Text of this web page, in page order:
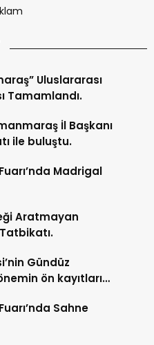
Uluslararası
Tamamlandı.
İl Başkanı
ile buluştu.
Madrigal
Aratmayan
Gündüz
ön kayıtları
Sahne